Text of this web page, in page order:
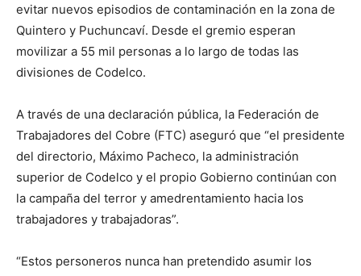
evitar nuevos episodios de contaminación en la zona de
Quintero y Puchuncaví. Desde el gremio esperan
movilizar a 55 mil personas a lo largo de todas las
divisiones de Codelco.
A través de una declaración pública, la Federación de
Trabajadores del Cobre (FTC) aseguró que “el presidente
del directorio, Máximo Pacheco, la administración
superior de Codelco y el propio Gobierno continúan con
la campaña del terror y amedrentamiento hacia los
trabajadores y trabajadoras”.
“Estos personeros nunca han pretendido asumir los